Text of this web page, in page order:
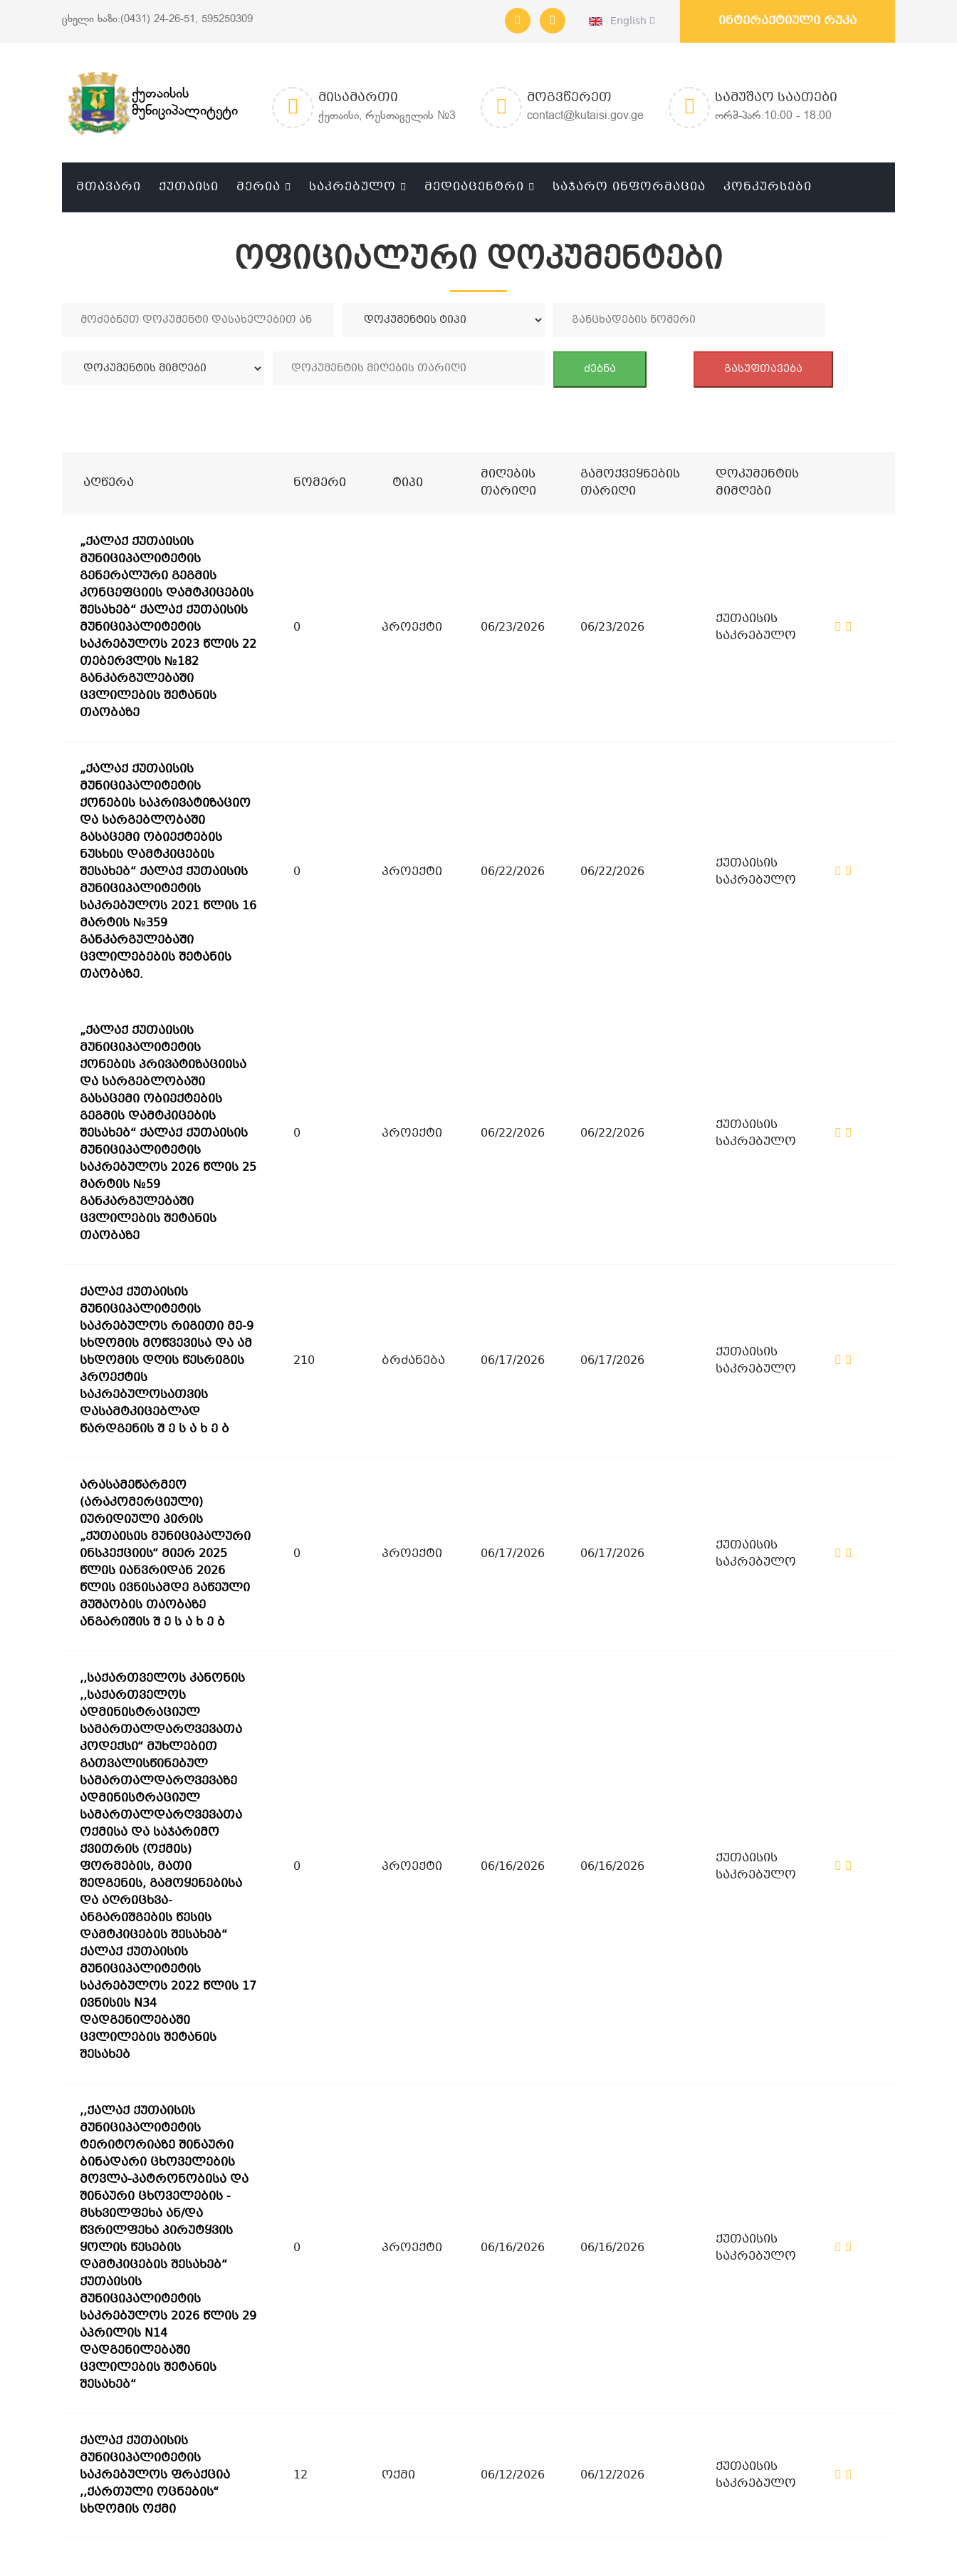
ცხელი ხაზი:(0431) 24-26-51, 595250309 English ინტერაქტიული რუკა
ქუთაისის
მუნიციპალიტეტი
ᲛᲘᲡᲐᲛᲐᲠᲗᲘ
ქუთაისი, რუსთაველის №3
ᲛᲝᲒᲕᲬᲔᲠᲔᲗ
contact@kutaisi.gov.ge
ᲡᲐᲛᲣᲨᲐᲝ ᲡᲐᲐᲗᲔᲑᲘ
ორშ-პარ:10:00 - 18:00
ᲛᲗᲐᲕᲐᲠᲘ ᲥᲣᲗᲐᲘᲡᲘ ᲛᲔᲠᲘᲐ ᲡᲐᲙᲠᲔᲑᲣᲚᲝ ᲛᲔᲓᲘᲐᲪᲔᲜᲢᲠᲘ ᲡᲐᲯᲐᲠᲝ ᲘᲜᲤᲝᲠᲛᲐᲪᲘᲐ ᲙᲝᲜᲙᲣᲠᲡᲔᲑᲘ
ოფიციალური დოკუმენტები
ძებნა გასუფთავება
Აღწერა Ნომერი Ტიპი
Მიღების
Თარიღი
Გამოქვეყნების
Თარიღი
Დოკუმენტის
Მიმღები
„ქალაქ ქუთაისის
მუნიციპალიტეტის
გენერალური გეგმის
კონცეფციის დამტკიცების
შესახებ“ ქალაქ ქუთაისის
მუნიციპალიტეტის
საკრებულოს 2023 წლის 22
თებერვლის №182
განკარგულებაში
ცვლილების შეტანის
თაობაზე
0 პროექტი 06/23/2026 06/23/2026
ქუთაისის
საკრებულო
„ქალაქ ქუთაისის
მუნიციპალიტეტის
ქონების საპრივატიზაციო
და სარგებლობაში
გასაცემი ობიექტების
ნუსხის დამტკიცების
შესახებ“ ქალაქ ქუთაისის
მუნიციპალიტეტის
საკრებულოს 2021 წლის 16
მარტის №359
განკარგულებაში
ცვლილებების შეტანის
თაობაზე.
0 პროექტი 06/22/2026 06/22/2026
ქუთაისის
საკრებულო
„ქალაქ ქუთაისის
მუნიციპალიტეტის
ქონების პრივატიზაციისა
და სარგებლობაში
გასაცემი ობიექტების
გეგმის დამტკიცების
შესახებ“ ქალაქ ქუთაისის
მუნიციპალიტეტის
საკრებულოს 2026 წლის 25
მარტის №59
განკარგულებაში
ცვლილების შეტანის
თაობაზე
0 პროექტი 06/22/2026 06/22/2026
ქუთაისის
საკრებულო
ქალაქ ქუთაისის
მუნიციპალიტეტის
საკრებულოს რიგითი მე-9
სხდომის მოწვევისა და ამ
სხდომის დღის წესრიგის
პროექტის
საკრებულოსათვის
დასამტკიცებლად
წარდგენის შ ე ს ა ხ ე ბ
210 ბრძანება 06/17/2026 06/17/2026
ქუთაისის
საკრებულო
არასამეწარმეო
(არაკომერციული)
იურიდიული პირის
„ქუთაისის მუნიციპალური
ინსპექციის“ მიერ 2025
წლის იანვრიდან 2026
წლის ივნისამდე გაწეული
მუშაობის თაობაზე
ანგარიშის შ ე ს ა ხ ე ბ
0 პროექტი 06/17/2026 06/17/2026
ქუთაისის
საკრებულო
,,საქართველოს კანონის
,,საქართველოს
ადმინისტრაციულ
სამართალდარღვევათა
კოდექსი“ მუხლებით
გათვალისწინებულ
სამართალდარღვევაზე
ადმინისტრაციულ
სამართალდარღვევათა
ოქმისა და საჯარიმო
ქვითრის (ოქმის)
ფორმების, მათი
შედგენის, გამოყენებისა
და აღრიცხვა-
ანგარიშგების წესის
დამტკიცების შესახებ“
ქალაქ ქუთაისის
მუნიციპალიტეტის
საკრებულოს 2022 წლის 17
ივნისის N34
დადგენილებაში
ცვლილების შეტანის
შესახებ
0 პროექტი 06/16/2026 06/16/2026
ქუთაისის
საკრებულო
,,ქალაქ ქუთაისის
მუნიციპალიტეტის
ტერიტორიაზე შინაური
ბინადარი ცხოველების
მოვლა-პატრონობისა და
შინაური ცხოველების -
მსხვილფეხა ან/და
წვრილფეხა პირუტყვის
ყოლის წესების
დამტკიცების შესახებ“
ქუთაისის
მუნიციპალიტეტის
საკრებულოს 2026 წლის 29
აპრილის N14
დადგენილებაში
ცვლილების შეტანის
შესახებ“
0 პროექტი 06/16/2026 06/16/2026
ქუთაისის
საკრებულო
ქალაქ ქუთაისის
მუნიციპალიტეტის
საკრებულოს ფრაქცია
,,ქართული ოცნების“
სხდომის ოქმი
12 ოქმი 06/12/2026 06/12/2026
ქუთაისის
საკრებულო